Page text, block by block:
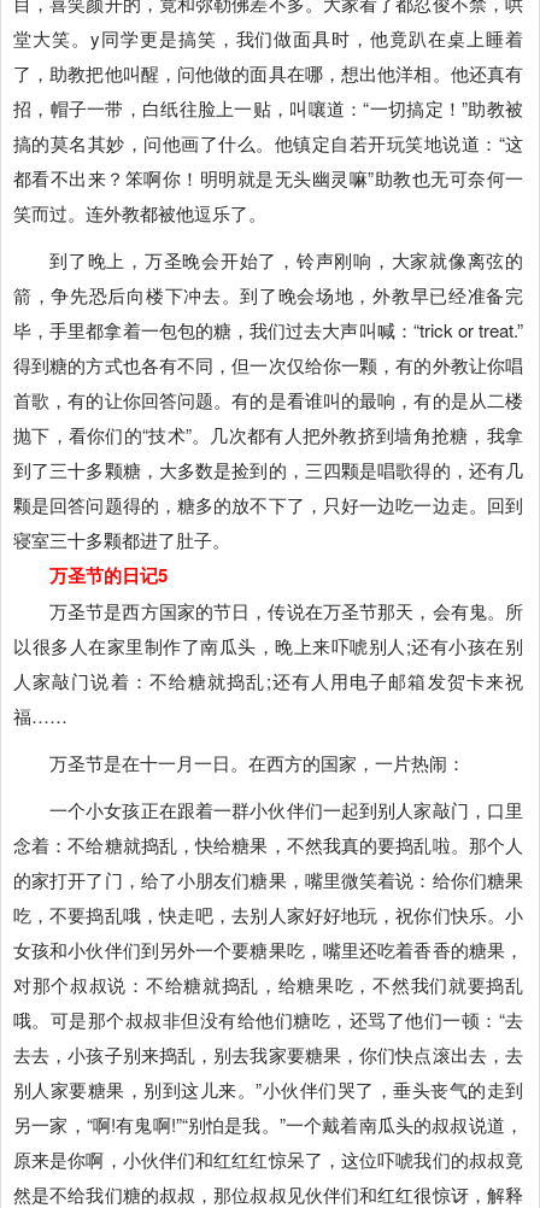
堂大笑。y同学更是搞笑，我们做面具时，他竟趴在桌上睡着
了，助教把他叫醒，问他做的面具在哪，想出他洋相。他还真有
招，帽子一带，白纸往脸上一贴，叫嚷道：“一切搞定！”助教被
搞的莫名其妙，问他画了什么。他镇定自若开玩笑地说道：“这
都看不出来？笨啊你！明明就是无头幽灵嘛”助教也无可奈何一
笑而过。连外教都被他逗乐了。
到了晚上，万圣晚会开始了，铃声刚响，大家就像离弦的
箭，争先恐后向楼下冲去。到了晚会场地，外教早已经准备完
毕，手里都拿着一包包的糖，我们过去大声叫喊：“trick or treat.”
得到糖的方式也各有不同，但一次仅给你一颗，有的外教让你唱
首歌，有的让你回答问题。有的是看谁叫的最响，有的是从二楼
抛下，看你们的“技术”。几次都有人把外教挤到墙角抢糖，我拿
到了三十多颗糖，大多数是捡到的，三四颗是唱歌得的，还有几
颗是回答问题得的，糖多的放不下了，只好一边吃一边走。回到
寝室三十多颗都进了肚子。
万圣节的日记5
万圣节是西方国家的节日，传说在万圣节那天，会有鬼。所
以很多人在家里制作了南瓜头，晚上来吓唬别人;还有小孩在别
人家敲门说着：不给糖就捣乱;还有人用电子邮箱发贺卡来祝
福……
万圣节是在十一月一日。在西方的国家，一片热闹：
一个小女孩正在跟着一群小伙伴们一起到别人家敲门，口里
念着：不给糖就捣乱，快给糖果，不然我真的要捣乱啦。那个人
的家打开了门，给了小朋友们糖果，嘴里微笑着说：给你们糖果
吃，不要捣乱哦，快走吧，去别人家好好地玩，祝你们快乐。小
女孩和小伙伴们到另外一个要糖果吃，嘴里还吃着香香的糖果，
对那个叔叔说：不给糖就捣乱，给糖果吃，不然我们就要捣乱
哦。可是那个叔叔非但没有给他们糖吃，还骂了他们一顿：“去
去去，小孩子别来捣乱，别去我家要糖果，你们快点滚出去，去
别人家要糖果，别到这儿来。”小伙伴们哭了，垂头丧气的走到
另一家，“啊!有鬼啊!”“别怕是我。”一个戴着南瓜头的叔叔说道，
原来是你啊，小伙伴们和红红红惊呆了，这位吓唬我们的叔叔竟
然是不给我们糖的叔叔，那位叔叔见伙伴们和红红很惊讶，解释